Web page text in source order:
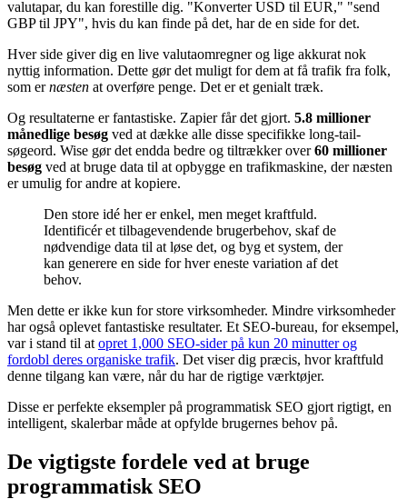
valutapar, du kan forestille dig. "Konverter USD til EUR," "send
GBP til JPY", hvis du kan finde på det, har de en side for det.
Hver side giver dig en live valutaomregner og lige akkurat nok
nyttig information. Dette gør det muligt for dem at få trafik fra folk,
som ernæsten at overføre penge. Det er et genialt træk.
Og resultaterne er fantastiske. Zapier får det gjort. 5.8 millioner
månedlige besøg ved at dække alle disse specifikke long-tail-
søgeord. Wise gør det endda bedre og tiltrækker over60 millioner
besøg ved at bruge data til at opbygge en trafikmaskine, der næsten
er umulig for andre at kopiere.
Den store idé her er enkel, men meget kraftfuld.
Identificér et tilbagevendende brugerbehov, skaf de
nødvendige data til at løse det, og byg et system, der
kan generere en side for hver eneste variation af det
behov.
Men dette er ikke kun for store virksomheder. Mindre virksomheder
har også oplevet fantastiske resultater. Et SEO-bureau, for eksempel,
var i stand til at opret 1,000 SEO-sider på kun 20 minutter og
fordobl deres organiske trafik. Det viser dig præcis, hvor kraftfuld
denne tilgang kan være, når du har de rigtige værktøjer.
Disse er perfekte eksempler på programmatisk SEO gjort rigtigt, en
intelligent, skalerbar måde at opfylde brugernes behov på.
De vigtigste fordele ved at bruge
programmatisk SEO